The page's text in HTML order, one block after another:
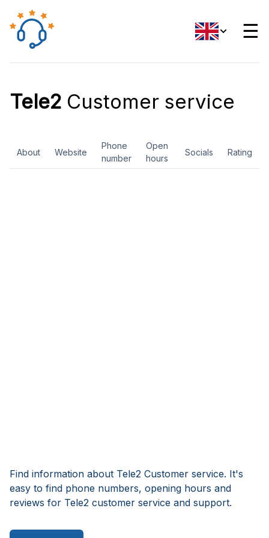
☰
Tele2 Customer service
About Website
Phone
number
Open
hours
Socials Rating
Find information about Tele2 Customer service. It's
easy to find phone numbers, opening hours and
reviews for Tele2 customer service and support.